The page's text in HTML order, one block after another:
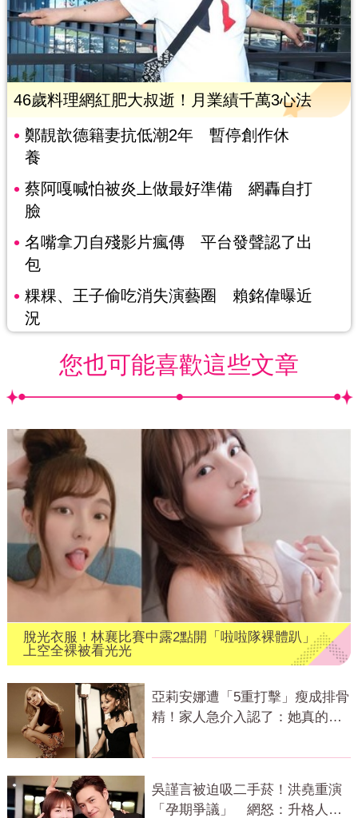
46歲料理網紅肥大叔逝！月業績千萬3心法
鄭靚歆德籍妻抗低潮2年 暫停創作休
養
蔡阿嘎喊怕被炎上做最好準備 網轟自打
臉
名嘴拿刀自殘影片瘋傳 平台發聲認了出
包
粿粿、王子偷吃消失演藝圈 賴銘偉曝近
況
您也可能喜歡這些文章
脫光衣服！林襄比賽中露2點開「啦啦隊裸體趴」
上空全裸被看光光
亞莉安娜遭「5重打擊」瘦成排骨
精！家人急介入認了：她真的不
吳謹言被迫吸二手菸！洪堯重演
「孕期爭議」 網怒：升格人父